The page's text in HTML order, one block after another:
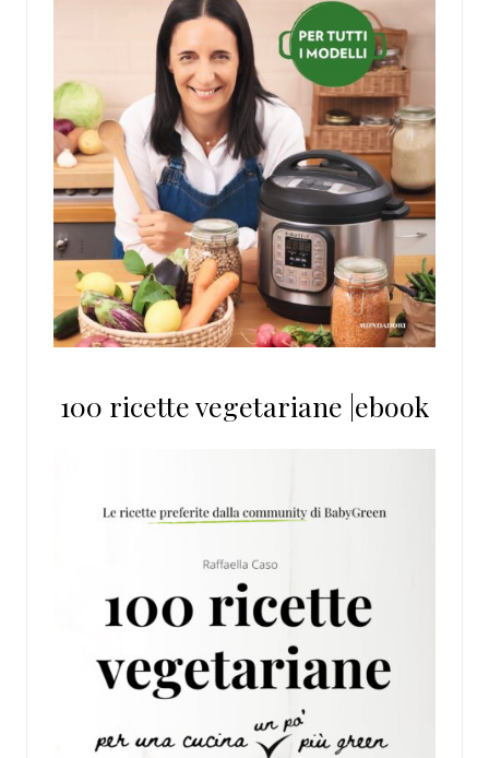
100 ricette vegetariane |ebook